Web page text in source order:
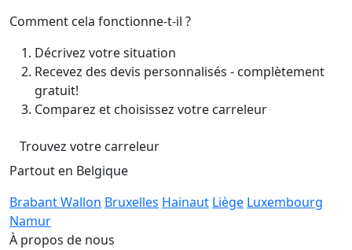
Comment cela fonctionne-t-il ?
Décrivez votre situation
Recevez des devis personnalisés - complètement
gratuit!
Comparez et choisissez votre carreleur
Trouvez votre carreleur
Partout en Belgique
Brabant Wallon Bruxelles Hainaut Liège Luxembourg
Namur
À propos de nous